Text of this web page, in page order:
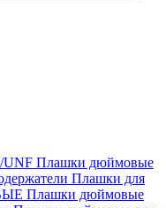
UNF Плашки дюймовые
Плашки для
Плашки дюймовые